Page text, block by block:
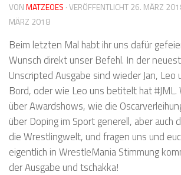
VONMATZEOES · VERÖFFENTLICHT26. MÄRZ
MÄRZ 2018
Beim letzten Mal habt ihr uns dafür
Wunsch direkt unser Befehl. In der
Unscripted Ausgabe sind wieder Jan, Leo
Bord, oder wie Leo uns betitelt hat #JML.
über Awardshows, wie die
über Doping im Sport generell, aber auch
die Wrestlingwelt, und fragen uns und
eigentlich in WrestleMania Stimmung
der Ausgabe und tschakka!